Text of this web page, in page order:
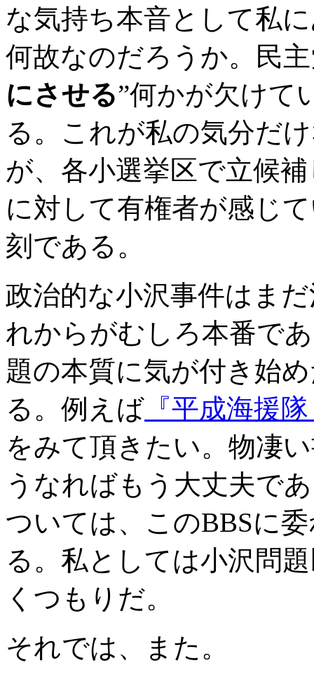
な気持ち本音として私
何故なのだろうか。民
にさせる”何かが欠けて
る。これが私の気分だ
が、各小選挙区で立候
に対して有権者が感じ
刻である。
政治的な小沢事件はま
れからがむしろ本番で
題の本質に気が付き始
る。例えば 『平成海援
をみて頂きたい。物凄
うなればもう大丈夫で
ついては、このBBSに
る。私としては小沢問
くつもりだ。
それでは、また。